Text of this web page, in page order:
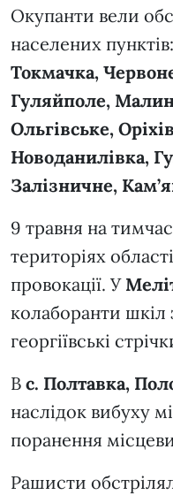
Окупанти вели
населених пунктів:
Токмачка,
Гуляйполе,
Ольгівське,
Новоданилівка,
Залізничне,
9 травня на
територіях
провокації. У
колаборанти шкіл
георгіївські
В с. Полтавка,
наслідок вибуху
поранення
Рашисти